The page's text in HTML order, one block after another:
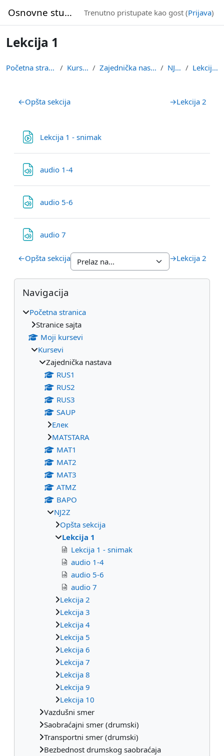
Osnovne studije Trenutno pristupate kao gost (Prijava)
Lekcija 1
Početna stranica Kursevi Zajednička nastava NJ2Z Lekcija 1
Pregled sekcija
←Opšta sekcija →Lekcija 2
Lekcija 1 - snimak
audio 1-4
audio 5-6
audio 7
←Opšta sekcija →Lekcija 2
Blokovi
Preskoči Navigacija
Navigacija
Početna stranica
Stranice sajta
Moji kursevi
Kursevi
Zajednička nastava
RUS1
RUS2
RUS3
SAUP
Eлек
МАТSTARA
МАТ1
МАТ2
МАТ3
ATMZ
BAPO
NJ2Z
Opšta sekcija
Lekcija 1
Lekcija 1 - snimak
audio 1-4
audio 5-6
audio 7
Lekcija 2
Lekcija 3
Lekcija 4
Lekcija 5
Lekcija 6
Lekcija 7
Lekcija 8
Lekcija 9
Lekcija 10
Vazdušni smer
Saobraćajni smer (drumski)
Transportni smer (drumski)
Bezbednost drumskog saobraćaja